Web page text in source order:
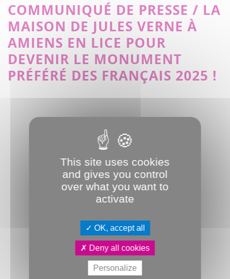
COMMUNIQUÉ DE PRESSE / LA
MAISON DE JULES VERNE À
AMIENS EN LICE POUR
DEVENIR LE MONUMENT
PRÉFÉRÉ DES FRANÇAIS 2025 !
This site uses cookies
and gives you control
over what you want to
activate
OK, accept all
Deny all cookies
Personalize